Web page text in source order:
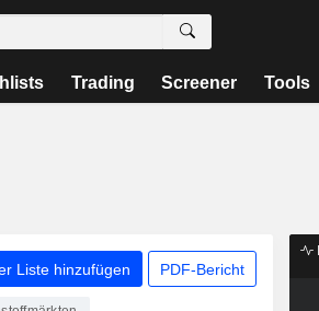
Trading Screener Tools
Liste hinzufügen PDF-Bericht